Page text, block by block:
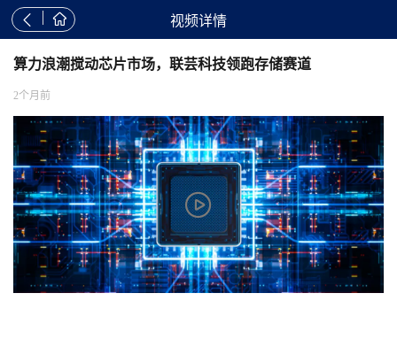
  视频详情
算力浪潮搅动芯片市场，联芸科技领跑存储赛道
2个月前
